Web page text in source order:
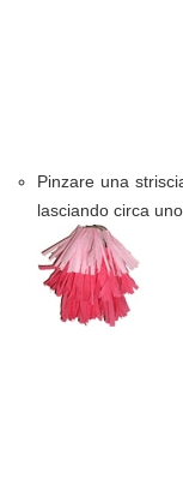
Pinzare una
lasciando circa